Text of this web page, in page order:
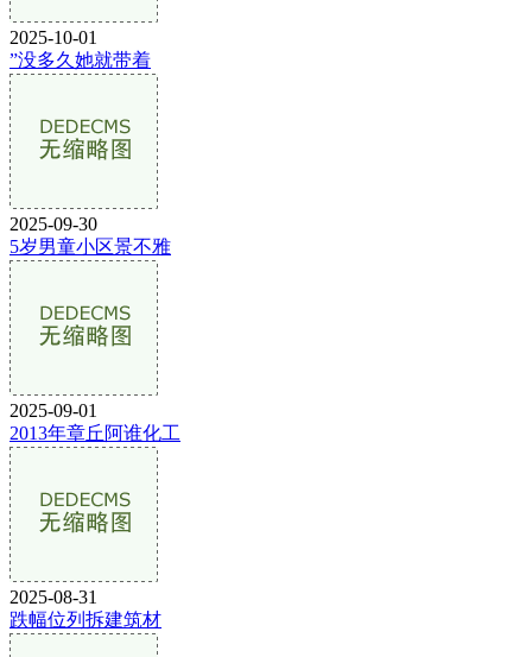
2025-10-01
”没多久她就带着
2025-09-30
5岁男童小区景不雅
2025-09-01
2013年章丘阿谁化工
2025-08-31
跌幅位列拆建筑材